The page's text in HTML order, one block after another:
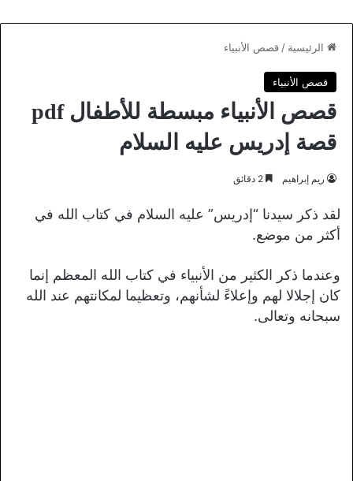
الرئيسية / قصص الأنبياء
قصص الأنبياء
قصص الأنبياء مبسطة للأطفال pdf
قصة إدريس عليه السلام
ريم إبراهيم
لقد ذكر سيدنا “إدريس” عليه السلام في كتاب الله في
أكثر من موضع.
وعندما ذكر الكثير من الأنبياء في كتاب الله المعظم إنما
كان إجلالا لهم وإعلاءً لشأنهم، وتعظيما لمكانتهم عند الله
سبحانه وتعالى.